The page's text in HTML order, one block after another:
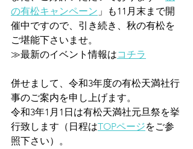
の有松キャンペーン 」も11月末まで開
催中ですので、引き続き、秋の有松を
ご堪能下さいませ。
≫最新のイベント情報はコチラ
併せまして、令和3年度の有松天満社行
事のご案内を申し上げます。
令和3年1月1日は有松天満社元旦祭を挙
行致します（日程はTOPページをご参
照下さい）。